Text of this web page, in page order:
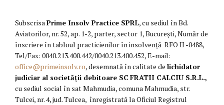
SubscrisaPrime Insolv Practice SPRL, cu sediul în Bd.
Aviatorilor, nr. 52, ap. 1-2, parter, sector 1, București, Număr de
înscriere în tabloul practicienilor în insolvenţă RFO II -0488,
Tel/Fax: 0040.213.400.442/0040.213.400.452, E-mail:
office@primeinsolv.ro, desemnată în calitate de lichidator
judiciar al societății debitoare SC FRATII CALCIU S.R.L.,
cu sediul social în sat Mahmudia, comuna Mahmudia, str.
Tulcei, nr. 4, jud. Tulcea, înregistrată la Oficiul Registrul